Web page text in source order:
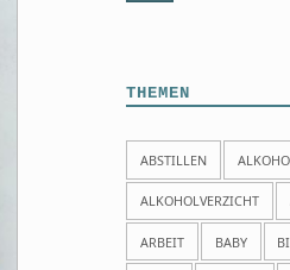
THEMEN
ABSTILLEN
ALKOHOLVERZICHT
ARBEIT BABY